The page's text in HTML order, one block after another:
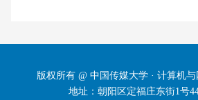
版权所有 @ 中国传媒大学 · 计算机
地址：朝阳区定福庄东街1号